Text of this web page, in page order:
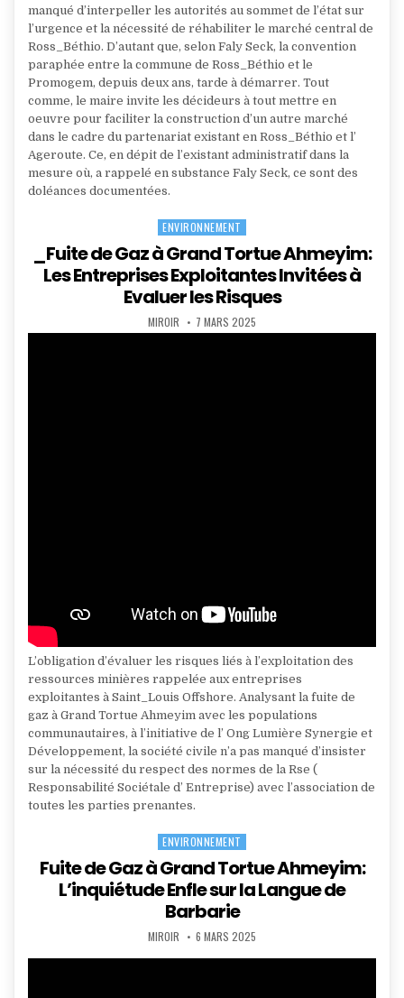
manqué d’interpeller les autorités au sommet de l’état sur
l’urgence et la nécessité de réhabiliter le marché central de
Ross_Béthio. D’autant que, selon Faly Seck, la convention
paraphée entre la commune de Ross_Béthio et le
Promogem, depuis deux ans, tarde à démarrer. Tout
comme, le maire invite les décideurs à tout mettre en
oeuvre pour faciliter la construction d’un autre marché
dans le cadre du partenariat existant en Ross_Béthio et l’
Ageroute. Ce, en dépit de l’existant administratif dans la
mesure où, a rappelé en substance Faly Seck, ce sont des
doléances documentées.
Posted
in
ENVIRONNEMENT
_Fuite de Gaz à Grand Tortue Ahmeyim:
Les Entreprises Exploitantes Invitées à
Evaluer les Risques
AUTHOR:
MIROIR PUBLISHED
DATE:
7 MARS 2025
L’obligation d’évaluer les risques liés à l’exploitation des
ressources minières rappelée aux entreprises
exploitantes à Saint_Louis Offshore. Analysant la fuite de
gaz à Grand Tortue Ahmeyim avec les populations
communautaires, à l’initiative de l’ Ong Lumière Synergie et
Développement, la société civile n’a pas manqué d’insister
sur la nécessité du respect des normes de la Rse (
Responsabilité Sociétale d’ Entreprise) avec l’association de
toutes les parties prenantes.
Posted
in
ENVIRONNEMENT
Fuite de Gaz à Grand Tortue Ahmeyim:
L’inquiétude Enfle sur la Langue de
Barbarie
AUTHOR:
MIROIR PUBLISHED
DATE:
6 MARS 2025